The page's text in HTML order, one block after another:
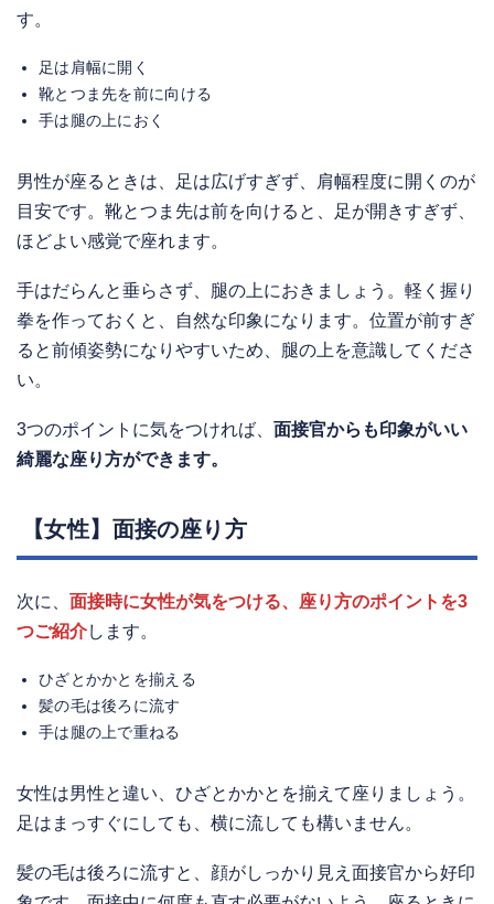
す。
足は肩幅に開く
靴とつま先を前に向ける
手は腿の上におく
男性が座るときは、足は広げすぎず、肩幅程度に開くのが
目安です。靴とつま先は前を向けると、足が開きすぎず、
ほどよい感覚で座れます。
手はだらんと垂らさず、腿の上におきましょう。軽く握り
拳を作っておくと、自然な印象になります。位置が前すぎ
ると前傾姿勢になりやすいため、腿の上を意識してくださ
い。
3つのポイントに気をつければ、 面接官からも印象がいい
綺麗な座り方ができます。
【女性】面接の座り方
次に、 面接時に女性が気をつける、座り方のポイントを3
つご紹介します。
ひざとかかとを揃える
髪の毛は後ろに流す
手は腿の上で重ねる
女性は男性と違い、ひざとかかとを揃えて座りましょう。
足はまっすぐにしても、横に流しても構いません。
髪の毛は後ろに流すと、顔がしっかり見え面接官から好印